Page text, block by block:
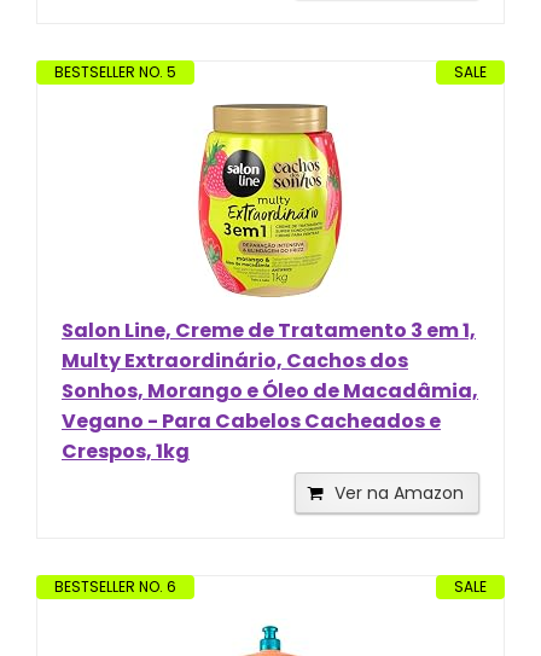
SALE
BESTSELLER NO. 5
Salon Line, Creme de Tratamento 3 em 1,
Multy Extraordinário, Cachos dos
Sonhos, Morango e Óleo de Macadâmia,
Vegano - Para Cabelos Cacheados e
Crespos, 1kg
Ver na Amazon
SALE
BESTSELLER NO. 6